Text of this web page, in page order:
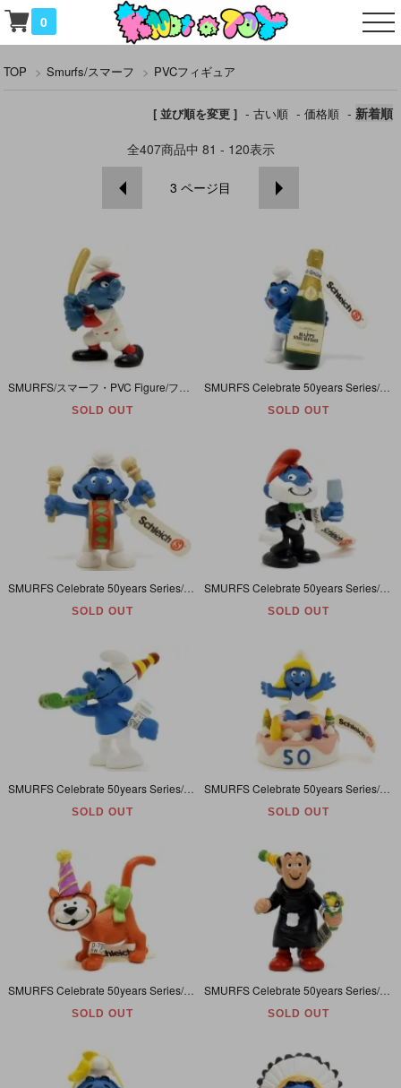
0
TOP > Smurfs/スマーフ > PVCフィギュア
[ 並び順を変更 ] - 古い順 - 価格順 - 新着順
全407商品中 81 - 120表示
3 ページ目
SOLD OUT
SMURFS Celebrate 50years Series/スマーフ生誕50周年記念シリーズ・PVC Figure/フィギュア 「スマーフ・Bottle/ボトル/シャンパン」 20708
SOLD OUT
SMURFS Celebrate 50years Series/スマーフ生誕50周年記念シリーズ・PVC Figure/フィギュア 「スマーフ・Drummer/ドラマー/太鼓」 20707
SOLD OUT
SMURFS Celebrate 50years Series/スマーフ生誕50周年記念・PVC Figure/フィギュア 「Papa Smurf in Tails/パパスマーフ/燕尾服」 20706
SOLD OUT
SMURFS Celebrate 50years Series/スマーフ生誕50周年記念シリーズ・PVC Figure/フィギュア 「スマーフ・Party/パーティー/吹き戻し」 20705
SOLD OUT
SMURFS Celebrate 50years Series/スマーフ生誕50周年記念・PVC Figure/フィギュア 「Surprise Smurfette/サプライズスマーフェット」20704
SOLD OUT
SMURFS Celebrate 50years Series/スマーフ生誕50周年記念シリーズ・PVC Figure/フィギュア 「Party Azrael/パーティーアズレール」 20703
SOLD OUT
SMURFS Celebrate 50years Series/スマーフ生誕50周年記念シリーズ・PVC Figure/フィギュア 「Party Gargamel/パーティーガーガメル」 20702
SOLD OUT